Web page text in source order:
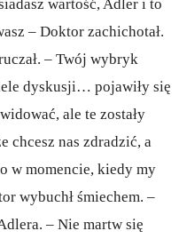
wartość, Adler i to
– Doktor zachichotał.
– Twój wybryk
dyskusji… pojawiły się
ale te zostały
chcesz nas zdradzić, a
w momencie, kiedy my
wybuchł śmiechem. –
– Nie martw się